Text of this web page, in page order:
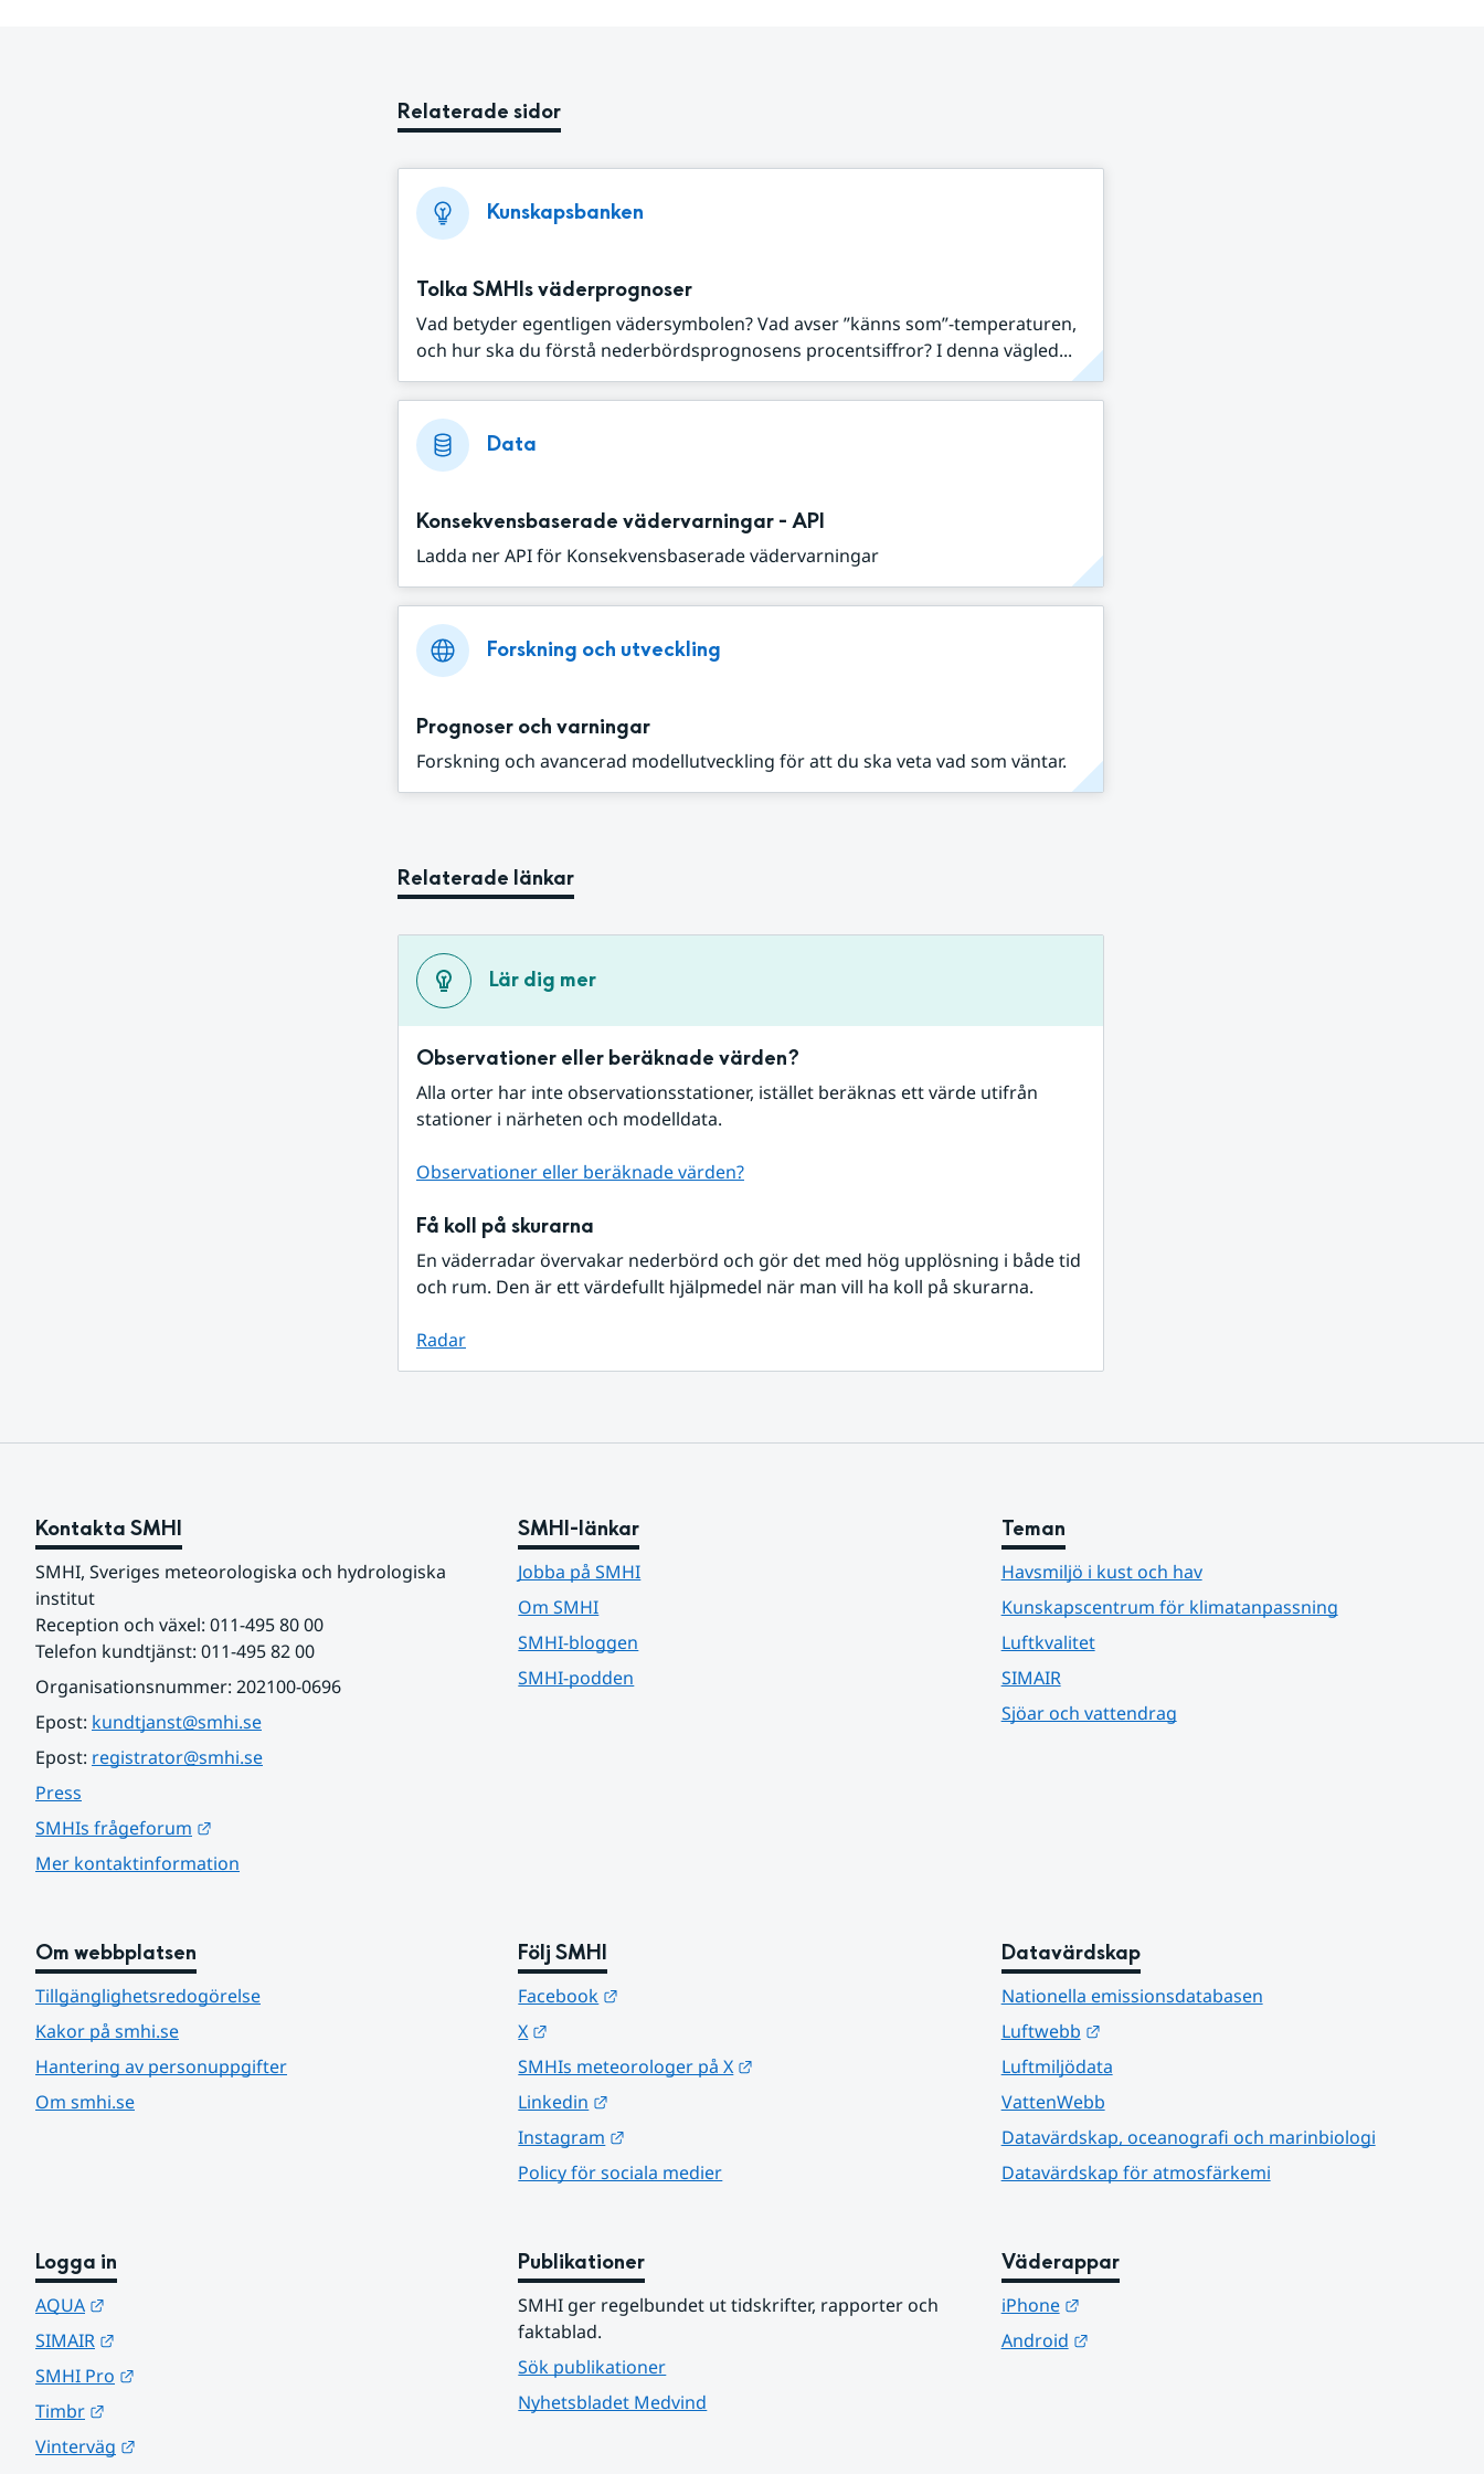
Relaterade sidor
Kunskapsbanken
Tolka SMHIs väderprognoser
Vad betyder egentligen vädersymbolen? Vad avser ”känns som”-temperaturen,
och hur ska du förstå nederbördsprognosens procentsiffror? I denna vägled...
Data
Konsekvensbaserade vädervarningar - API
Ladda ner API för Konsekvensbaserade vädervarningar
Forskning och utveckling
Prognoser och varningar
Forskning och avancerad modellutveckling för att du ska veta vad som väntar.
Relaterade länkar
Lär dig mer
Observationer eller beräknade värden?
Alla orter har inte observationsstationer, istället beräknas ett värde utifrån
stationer i närheten och modelldata.
Observationer eller beräknade värden?
Få koll på skurarna
En väderradar övervakar nederbörd och gör det med hög upplösning i både tid
och rum. Den är ett värdefullt hjälpmedel när man vill ha koll på skurarna.
Radar
Kontakta SMHI
SMHI, Sveriges meteorologiska och hydrologiska
institut
Reception och växel: 011-495 80 00
Telefon kundtjänst: 011-495 82 00
Organisationsnummer: 202100-0696
Epost: kundtjanst@smhi.se
Epost: registrator@smhi.se
Press
SMHIs frågeforum
Mer kontaktinformation
SMHI-länkar
Jobba på SMHI
Om SMHI
SMHI-bloggen
SMHI-podden
Teman
Havsmiljö i kust och hav
Kunskapscentrum för klimatanpassning
Luftkvalitet
SIMAIR
Sjöar och vattendrag
Om webbplatsen
Tillgänglighetsredogörelse
Kakor på smhi.se
Hantering av personuppgifter
Om smhi.se
Följ SMHI
Facebook
X
SMHIs meteorologer på X
Linkedin
Instagram
Policy för sociala medier
Datavärdskap
Nationella emissionsdatabasen
Luftwebb
Länk till annan webbplats.
Luftmiljödata
VattenWebb
Datavärdskap, oceanografi och marinbiologi
Datavärdskap för atmosfärkemi
Logga in
AQUA
SIMAIR
SMHI Pro
Timbr
Vinterväg
Publikationer
SMHI ger regelbundet ut tidskrifter, rapporter och
faktablad.
Sök publikationer
Nyhetsbladet Medvind
Väderappar
iPhone
Länk till annan webbplats.
Android
Länk till annan webbplats.